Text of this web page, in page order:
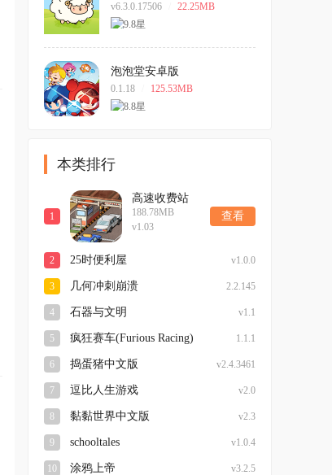
v6.3.0.17506 22.25MB
泡泡堂安卓版
0.1.18 125.53MB
本类排行
1
高速收费站
188.78MB
v1.03
查看
2 25时便利屋 v1.0.0
3 几何冲刺崩溃 2.2.145
4 石器与文明 v1.1
5 疯狂赛车(Furious Racing) 1.1.1
6 捣蛋猪中文版 v2.4.3461
7 逗比人生游戏 v2.0
8 黏黏世界中文版 v2.3
9 schooltales v1.0.4
10 涂鸦上帝 v3.2.5